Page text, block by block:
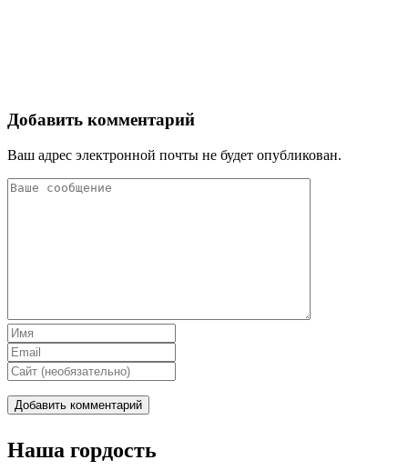
Добавить комментарий
Ваш адрес электронной почты не будет опубликован.
Наша гордость